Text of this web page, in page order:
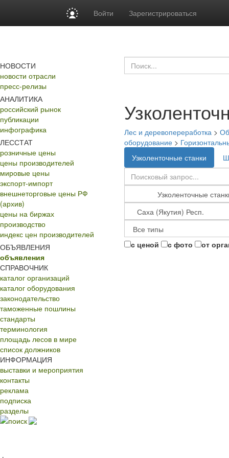
Войти Зарегистрироваться
НОВОСТИ
новости отрасли
пресс-релизы
АНАЛИТИКА
российский рынок
публикации
инфографика
ЛЕССТАТ
розничные цены
цены производителей
мировые цены
экспорт-импорт
внешнеторговые цены РФ
(архив)
цены на биржах
производство
индекс цен производителей
ОБЪЯВЛЕНИЯ
объявления
СПРАВОЧНИК
каталог организаций
каталог оборудования
законодательство
таможенные пошлины
стандарты
терминология
площадь лесов в мире
список должников
ИНФОРМАЦИЯ
выставки и мероприятия
контакты
реклама
подписка
разделы
поиск
Лес и деревопереработка >
оборудование >
Узколенточные станки
с ценой с фото от